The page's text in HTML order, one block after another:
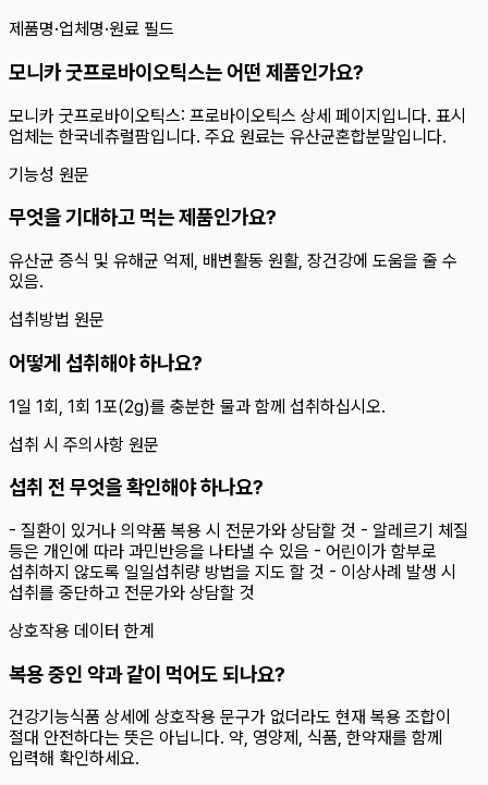
제품명·업체명·원료 필드
모니카 굿프로바이오틱스는 어떤 제품인가요?
모니카 굿프로바이오틱스: 프로바이오틱스 상세 페이지입니다. 표시
업체는 한국네츄럴팜입니다. 주요 원료는 유산균혼합분말입니다.
기능성 원문
무엇을 기대하고 먹는 제품인가요?
유산균 증식 및 유해균 억제, 배변활동 원활, 장건강에 도움을 줄 수
있음.
섭취방법 원문
어떻게 섭취해야 하나요?
1일 1회, 1회 1포(2g)를 충분한 물과 함께 섭취하십시오.
섭취 시 주의사항 원문
섭취 전 무엇을 확인해야 하나요?
- 질환이 있거나 의약품 복용 시 전문가와 상담할 것 - 알레르기 체질
등은 개인에 따라 과민반응을 나타낼 수 있음 - 어린이가 함부로
섭취하지 않도록 일일섭취량 방법을 지도 할 것 - 이상사례 발생 시
섭취를 중단하고 전문가와 상담할 것
상호작용 데이터 한계
복용 중인 약과 같이 먹어도 되나요?
건강기능식품 상세에 상호작용 문구가 없더라도 현재 복용 조합이
절대 안전하다는 뜻은 아닙니다. 약, 영양제, 식품, 한약재를 함께
입력해 확인하세요.